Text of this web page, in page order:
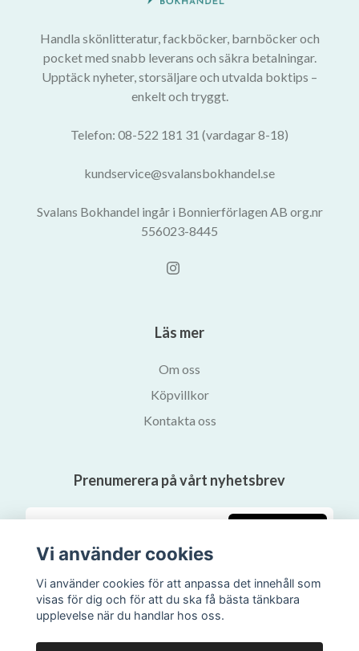
Handla skönlitteratur, fackböcker, barnböcker och
pocket med snabb leverans och säkra betalningar.
Upptäck nyheter, storsäljare och utvalda boktips –
enkelt och tryggt.
Telefon: 08-522 181 31 (vardagar 8-18)
kundservice@svalansbokhandel.se
Svalans Bokhandel ingår i Bonnierförlagen AB org.nr
556023-8445
Läs mer
Om oss
Köpvillkor
Kontakta oss
Prenumerera på vårt nyhetsbrev
Vi använder cookies
Vi använder cookies för att anpassa det innehåll som
visas för dig och för att du ska få bästa tänkbara
upplevelse när du handlar hos oss.